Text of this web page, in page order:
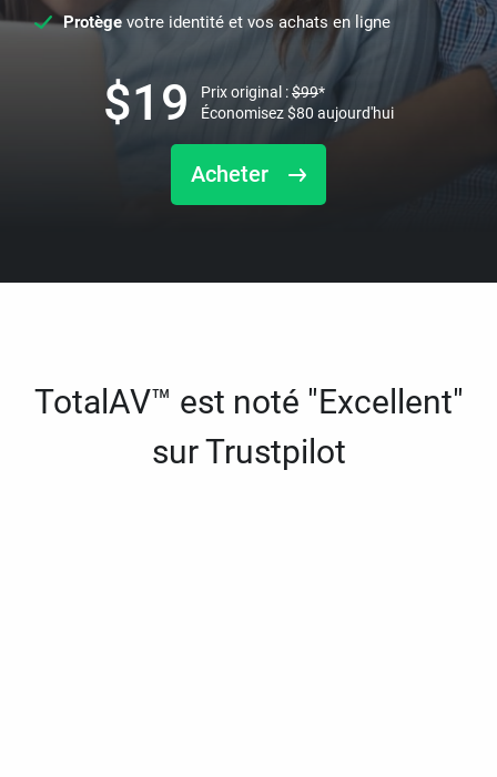
Protège votre identité et vos achats en ligne
Acheter
$19 Prix original :$99*
Économisez$80 aujourd'hui
TotalAV™ est noté "Excellent"
sur Trustpilot